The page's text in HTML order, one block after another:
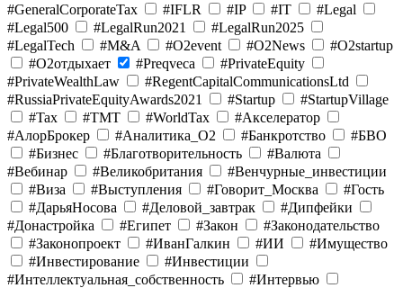
#GeneralCorporateTax
#IFLR #IP #IT
#Legal
#Legal500
#LegalRun2021
#LegalRun2025
#LegalTech
#M&A #O2event #O2News
#O2startup
#O2отдыхает
#Preqveca
#PrivateEquity
#PrivateWealthLaw
#RegentCapitalCommunicationsLtd
#RussiaPrivateEquityAwards2021
#Startup
#StartupVillage
#Tax
#TMT #WorldTax
#Акселератор
#АлорБрокер
#Аналитика_O2 #Банкротство
#БВО
#Бизнес
#Благотворительность
#Валюта
#Вебинар
#Великобритания
#Венчурные_инвестиции
#Виза
#Выступления #Говорит_Москва
#Гость
#ДарьяНосова
#Деловой_завтрак
#Дипфейки
#Донастройка
#Египет #Закон
#Законодательство
#Законопроект
#ИванГалкин #ИИ
#Имущество
#Инвестирование
#Инвестиции
#Интеллектуальная_собственность
#Интервью